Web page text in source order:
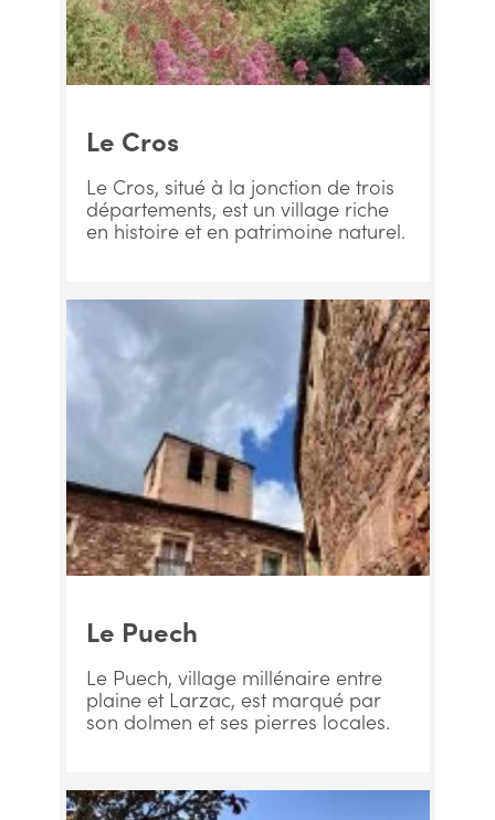
Le Cros
Le Cros, situé à la jonction de trois
départements, est un village riche
en histoire et en patrimoine naturel.
Le Puech
Le Puech, village millénaire entre
plaine et Larzac, est marqué par
son dolmen et ses pierres locales.